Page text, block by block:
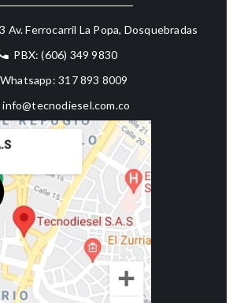
Av. Ferrocarril La Popa, Dosquebradas
PBX: (606) 349 9830
Whatsapp: 317 893 8009
info@tecnodiesel.com.co